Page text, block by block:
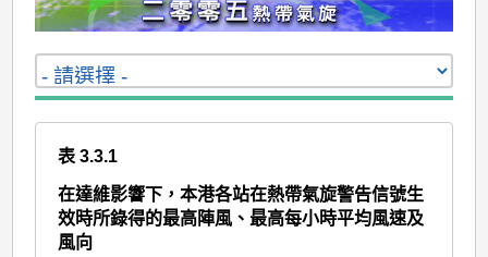
表 3.3.1
在達維影響下，本港各站在熱帶氣旋警告信號生
效時所錄得的最高陣風、最高每小時平均風速及
風向